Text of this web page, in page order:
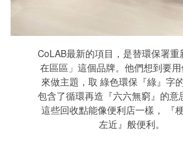
CoLAB最新的項目，是替環保署重
在區區」這個品牌。他們想到要
來做主題，取 綠色環保『綠』字
包含了循環再造『六六無窮』的意
這些回收點能像便利店一樣， 『
左近』般便利。